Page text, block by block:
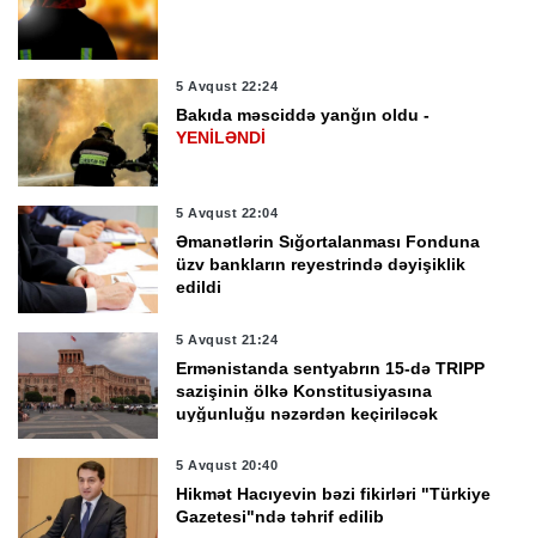
5 Avqust 22:24
Bakıda məsciddə yanğın oldu -
YENİLƏNDİ
5 Avqust 22:04
Əmanətlərin Sığortalanması Fonduna
üzv bankların reyestrində dəyişiklik
edildi
5 Avqust 21:24
Ermənistanda sentyabrın 15-də TRIPP
sazişinin ölkə Konstitusiyasına
uyğunluğu nəzərdən keçiriləcək
5 Avqust 20:40
Hikmət Hacıyevin bəzi fikirləri "Türkiye
Gazetesi"ndə təhrif edilib